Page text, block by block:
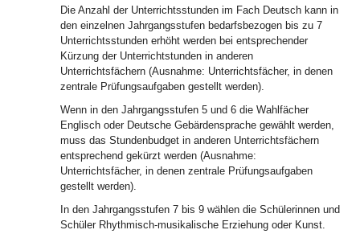
Die Anzahl der Unterrichtsstunden im Fach Deutsch kann in
den einzelnen Jahrgangsstufen bedarfsbezogen bis zu 7
Unterrichtsstunden erhöht werden bei entsprechender
Kürzung der Unterrichtstunden in anderen
Unterrichtsfächern (Ausnahme: Unterrichtsfächer, in denen
zentrale Prüfungsaufgaben gestellt werden).
Wenn in den Jahrgangsstufen 5 und 6 die Wahlfächer
Englisch oder Deutsche Gebärdensprache gewählt werden,
muss das Stundenbudget in anderen Unterrichtsfächern
entsprechend gekürzt werden (Ausnahme:
Unterrichtsfächer, in denen zentrale Prüfungsaufgaben
gestellt werden).
In den Jahrgangsstufen 7 bis 9 wählen die Schülerinnen und
Schüler Rhythmisch-musikalische Erziehung oder Kunst.